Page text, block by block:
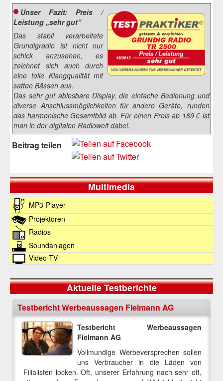
Unser Fazit: Preis /
Leistung „sehr gut“
Das stabil verarbeitete
Grundigradio ist nicht nur
schick anzusehen, es
zeichnet sich auch durch
eine tolle Klangqualität mit
satten Bässen aus.
Das sehr gut ablesbare Display, die einfache Bedienung und
diverse Anschlussmöglichkeiten für andere Geräte, runden
das harmonische Gesamtbild ab. Für einen Preis ab 169 € ist
man in der digitalen Radiowelt dabei.
Beitrag teilen
Multimedia
MP3-Player
Projektoren
Radios
Soundanlagen
Video-TV
Aktuelle Testberichte
Testbericht Werbeaussagen Fielmann AG
Testbericht Werbeaussagen
Fielmann AG
Vollmundige Werbeversprechen sollen
uns Verbraucher in die Läden von
Filialisten locken. Oft, unserer Erfahrung nach sehr oft,